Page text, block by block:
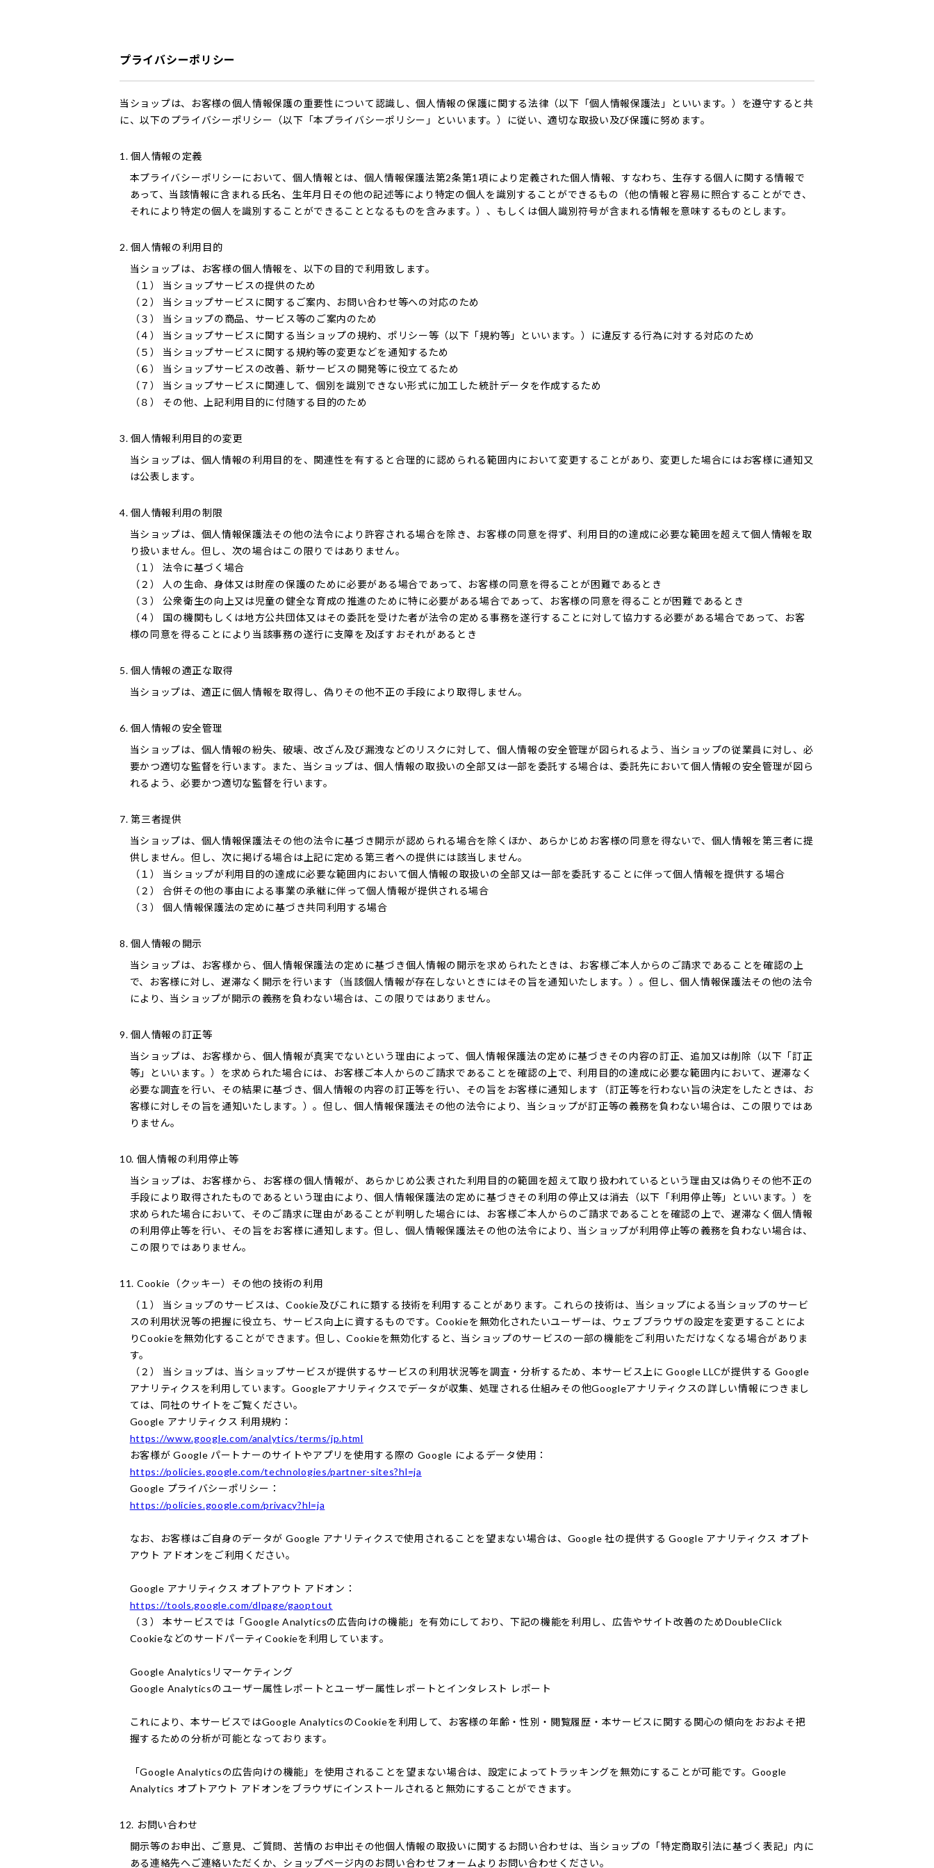
プライバシーポリシー
当ショップは、お客様の個人情報保護の重要性について認識し、個人情報の保護に関する法律（以下「個人情報保護法」といいます。）を遵守すると共
に、以下のプライバシーポリシー（以下「本プライバシーポリシー」といいます。）に従い、適切な取扱い及び保護に努めます。
1. 個人情報の定義
本プライバシーポリシーにおいて、個人情報とは、個人情報保護法第2条第1項により定義された個人情報、すなわち、生存する個人に関する情報で
あって、当該情報に含まれる氏名、生年月日その他の記述等により特定の個人を識別することができるもの（他の情報と容易に照合することができ、
それにより特定の個人を識別することができることとなるものを含みます。）、もしくは個人識別符号が含まれる情報を意味するものとします。
2. 個人情報の利用目的
当ショップは、お客様の個人情報を、以下の目的で利用致します。
（１） 当ショップサービスの提供のため
（２） 当ショップサービスに関するご案内、お問い合わせ等への対応のため
（３） 当ショップの商品、サービス等のご案内のため
（４） 当ショップサービスに関する当ショップの規約、ポリシー等（以下「規約等」といいます。）に違反する行為に対する対応のため
（５） 当ショップサービスに関する規約等の変更などを通知するため
（６） 当ショップサービスの改善、新サービスの開発等に役立てるため
（７） 当ショップサービスに関連して、個別を識別できない形式に加工した統計データを作成するため
（８） その他、上記利用目的に付随する目的のため
3. 個人情報利用目的の変更
当ショップは、個人情報の利用目的を、関連性を有すると合理的に認められる範囲内において変更することがあり、変更した場合にはお客様に通知又
は公表します。
4. 個人情報利用の制限
当ショップは、個人情報保護法その他の法令により許容される場合を除き、お客様の同意を得ず、利用目的の達成に必要な範囲を超えて個人情報を取
り扱いません。但し、次の場合はこの限りではありません。
（１） 法令に基づく場合
（２） 人の生命、身体又は財産の保護のために必要がある場合であって、お客様の同意を得ることが困難であるとき
（３） 公衆衛生の向上又は児童の健全な育成の推進のために特に必要がある場合であって、お客様の同意を得ることが困難であるとき
（４） 国の機関もしくは地方公共団体又はその委託を受けた者が法令の定める事務を遂行することに対して協力する必要がある場合であって、お客
様の同意を得ることにより当該事務の遂行に支障を及ぼすおそれがあるとき
5. 個人情報の適正な取得
当ショップは、適正に個人情報を取得し、偽りその他不正の手段により取得しません。
6. 個人情報の安全管理
当ショップは、個人情報の紛失、破壊、改ざん及び漏洩などのリスクに対して、個人情報の安全管理が図られるよう、当ショップの従業員に対し、必
要かつ適切な監督を行います。また、当ショップは、個人情報の取扱いの全部又は一部を委託する場合は、委託先において個人情報の安全管理が図ら
れるよう、必要かつ適切な監督を行います。
7. 第三者提供
当ショップは、個人情報保護法その他の法令に基づき開示が認められる場合を除くほか、あらかじめお客様の同意を得ないで、個人情報を第三者に提
供しません。但し、次に掲げる場合は上記に定める第三者への提供には該当しません。
（１） 当ショップが利用目的の達成に必要な範囲内において個人情報の取扱いの全部又は一部を委託することに伴って個人情報を提供する場合
（２） 合併その他の事由による事業の承継に伴って個人情報が提供される場合
（３） 個人情報保護法の定めに基づき共同利用する場合
8. 個人情報の開示
当ショップは、お客様から、個人情報保護法の定めに基づき個人情報の開示を求められたときは、お客様ご本人からのご請求であることを確認の上
で、お客様に対し、遅滞なく開示を行います（当該個人情報が存在しないときにはその旨を通知いたします。）。但し、個人情報保護法その他の法令
により、当ショップが開示の義務を負わない場合は、この限りではありません。
9. 個人情報の訂正等
当ショップは、お客様から、個人情報が真実でないという理由によって、個人情報保護法の定めに基づきその内容の訂正、追加又は削除（以下「訂正
等」といいます。）を求められた場合には、お客様ご本人からのご請求であることを確認の上で、利用目的の達成に必要な範囲内において、遅滞なく
必要な調査を行い、その結果に基づき、個人情報の内容の訂正等を行い、その旨をお客様に通知します（訂正等を行わない旨の決定をしたときは、お
客様に対しその旨を通知いたします。）。但し、個人情報保護法その他の法令により、当ショップが訂正等の義務を負わない場合は、この限りではあ
りません。
10. 個人情報の利用停止等
当ショップは、お客様から、お客様の個人情報が、あらかじめ公表された利用目的の範囲を超えて取り扱われているという理由又は偽りその他不正の
手段により取得されたものであるという理由により、個人情報保護法の定めに基づきその利用の停止又は消去（以下「利用停止等」といいます。）を
求められた場合において、そのご請求に理由があることが判明した場合には、お客様ご本人からのご請求であることを確認の上で、遅滞なく個人情報
の利用停止等を行い、その旨をお客様に通知します。但し、個人情報保護法その他の法令により、当ショップが利用停止等の義務を負わない場合は、
この限りではありません。
11. Cookie（クッキー）その他の技術の利用
（１） 当ショップのサービスは、Cookie及びこれに類する技術を利用することがあります。これらの技術は、当ショップによる当ショップのサービ
スの利用状況等の把握に役立ち、サービス向上に資するものです。Cookieを無効化されたいユーザーは、ウェブブラウザの設定を変更することによ
りCookieを無効化することができます。但し、Cookieを無効化すると、当ショップのサービスの一部の機能をご利用いただけなくなる場合がありま
す。
（２） 当ショップは、当ショップサービスが提供するサービスの利用状況等を調査・分析するため、本サービス上に Google LLCが提供する Google
アナリティクスを利用しています。Googleアナリティクスでデータが収集、処理される仕組みその他Googleアナリティクスの詳しい情報につきまし
ては、同社のサイトをご覧ください。
Google アナリティクス 利用規約：
https://www.google.com/analytics/terms/jp.html
お客様が Google パートナーのサイトやアプリを使用する際の Google によるデータ使用：
https://policies.google.com/technologies/partner-sites?hl=ja
Google プライバシーポリシー：
https://policies.google.com/privacy?hl=ja
なお、お客様はご自身のデータが Google アナリティクスで使用されることを望まない場合は、Google 社の提供する Google アナリティクス オプト
アウト アドオンをご利用ください。
Google アナリティクス オプトアウト アドオン：
https://tools.google.com/dlpage/gaoptout
（３） 本サービスでは「Google Analyticsの広告向けの機能」を有効にしており、下記の機能を利用し、広告やサイト改善のためDoubleClick
CookieなどのサードパーティCookieを利用しています。
Google Analyticsリマーケティング
Google Analyticsのユーザー属性レポートとユーザー属性レポートとインタレスト レポート
これにより、本サービスではGoogle AnalyticsのCookieを利用して、お客様の年齢・性別・閲覧履歴・本サービスに関する関心の傾向をおおよそ把
握するための分析が可能となっております。
「Google Analyticsの広告向けの機能」を使用されることを望まない場合は、設定によってトラッキングを無効にすることが可能です。Google
Analytics オプトアウト アドオンをブラウザにインストールされると無効にすることができます。
12. お問い合わせ
開示等のお申出、ご意見、ご質問、苦情のお申出その他個人情報の取扱いに関するお問い合わせは、当ショップの「特定商取引法に基づく表記」内に
ある連絡先へご連絡いただくか、ショップページ内のお問い合わせフォームよりお問い合わせください。